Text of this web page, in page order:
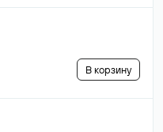
В корзину